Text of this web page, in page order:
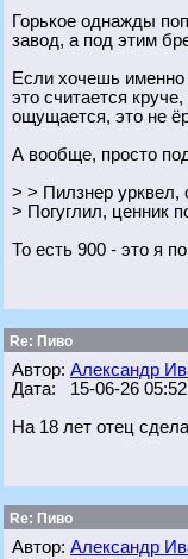
Горькое однажды
завод, а под этим
Если хочешь именно
это считается
ощущается, это не
А вообще, просто
> > Пилзнер урквел,
> Погуглил, ценник
То есть 900 - это я
Re: Пиво
Автор: Александр
Дата: 15-06-26 05:52
На 18 лет отец
Re: Пиво
Автор: Александр